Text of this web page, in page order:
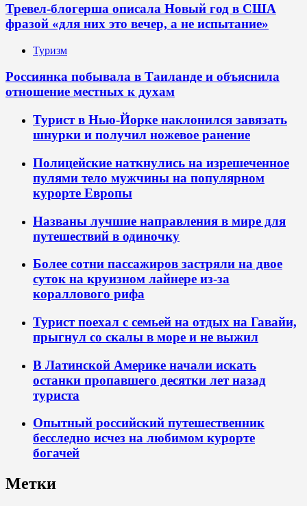
Тревел-блогерша описала Новый год в США
фразой «для них это вечер, а не испытание»
Туризм
Россиянка побывала в Таиланде и объяснила
отношение местных к духам
Турист в Нью-Йорке наклонился завязать
шнурки и получил ножевое ранение
Полицейские наткнулись на изрешеченное
пулями тело мужчины на популярном
курорте Европы
Названы лучшие направления в мире для
путешествий в одиночку
Более сотни пассажиров застряли на двое
суток на круизном лайнере из-за
кораллового рифа
Турист поехал с семьей на отдых на Гавайи,
прыгнул со скалы в море и не выжил
В Латинской Америке начали искать
останки пропавшего десятки лет назад
туриста
Опытный российский путешественник
бесследно исчез на любимом курорте
богачей
Метки